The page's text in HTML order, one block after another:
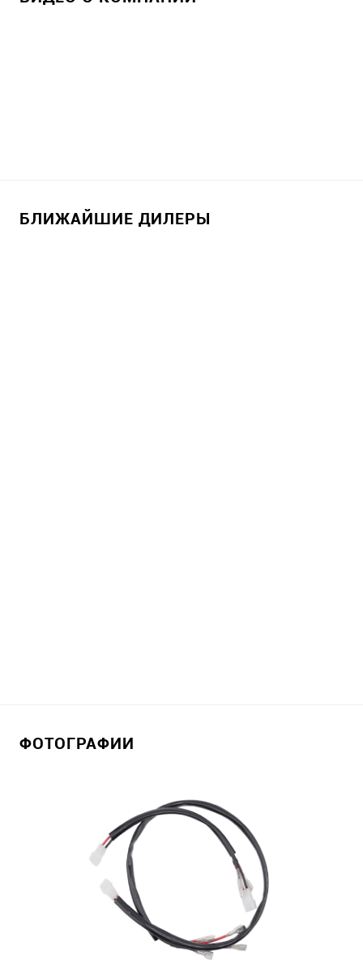
БЛИЖАЙШИЕ ДИЛЕРЫ
ФОТОГРАФИИ